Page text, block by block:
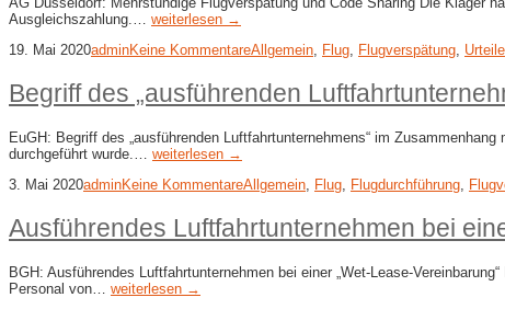
Ausgleichszahlung.… weiterlesen →
19. Mai 2020adminKeine KommentareAllgemein Flug Flugverspätung Urteile
Begriff des „ausführenden
EuGH: Begriff des „ausführenden Luftfahrtunternehmens“ im
durchgeführt wurde.… weiterlesen →
3. Mai 2020adminKeine KommentareAllgemein Flug Flugdurchführung
Ausführendes Luftfahrtunternehmen bei
BGH: Ausführendes Luftfahrtunternehmen bei einer „Wet-​Lease-​
Personal von… weiterlesen →